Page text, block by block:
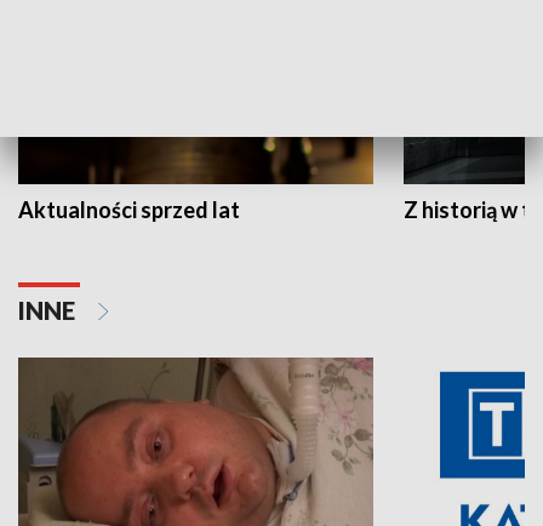
Aktualności sprzed lat Z historią w
INNE